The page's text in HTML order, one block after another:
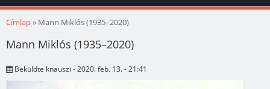
Jelenlegi hely
Címlap» Mann Miklós (1935–2020)
Mann Miklós (1935–2020)
Beküldte knauszi - 2020. feb. 13. - 21:41